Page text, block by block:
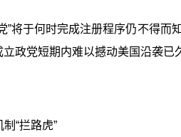
”将于何时完成注册程序仍不得
立政党短期内难以撼动美国沿袭已
“拦路虎”